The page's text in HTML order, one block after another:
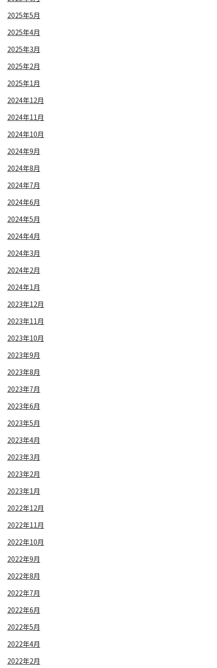
2025年5月
2025年4月
2025年3月
2025年2月
2025年1月
2024年12月
2024年11月
2024年10月
2024年9月
2024年8月
2024年7月
2024年6月
2024年5月
2024年4月
2024年3月
2024年2月
2024年1月
2023年12月
2023年11月
2023年10月
2023年9月
2023年8月
2023年7月
2023年6月
2023年5月
2023年4月
2023年3月
2023年2月
2023年1月
2022年12月
2022年11月
2022年10月
2022年9月
2022年8月
2022年7月
2022年6月
2022年5月
2022年4月
2022年2月